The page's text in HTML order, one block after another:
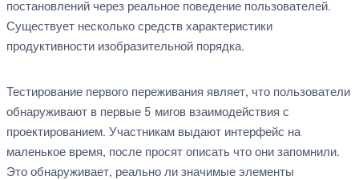
постановлений через реальное поведение пользователей.
Существует несколько средств характеристики
продуктивности изобразительной порядка.
Тестирование первого переживания являет, что пользователи
обнаруживают в первые 5 мигов взаимодействия с
проектированием. Участникам выдают интерфейс на
маленькое время, после просят описать что они запомнили.
Это обнаруживает, реально ли значимые элементы